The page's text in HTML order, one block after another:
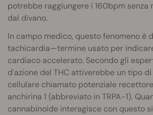
potrebbe raggiungere i 160bpm senza
dal divano.
In campo medico, questo fenomeno è
tachicardia—termine usato per
cardiaco accelerato. Secondo gli
d'azione del THC attiverebbe un tipo
cellulare chiamato potenziale
anchirina 1 (abbreviato in TRPA-1).
cannabinoide interagisce con questo